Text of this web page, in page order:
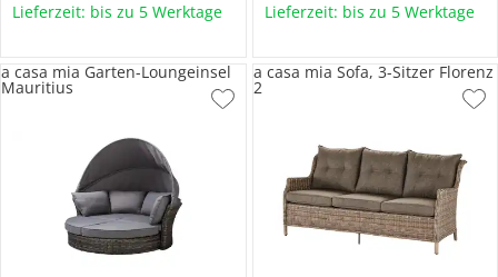
Lieferzeit: bis zu 5 Werktage Lieferzeit: bis zu 5 Werktage
a casa mia Garten-Loungeinsel
Mauritius
a casa mia Sofa, 3-Sitzer Florenz
2